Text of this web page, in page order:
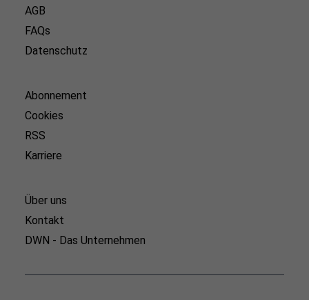
AGB
FAQs
Datenschutz
Abonnement
Cookies
RSS
Karriere
Über uns
Kontakt
DWN - Das Unternehmen